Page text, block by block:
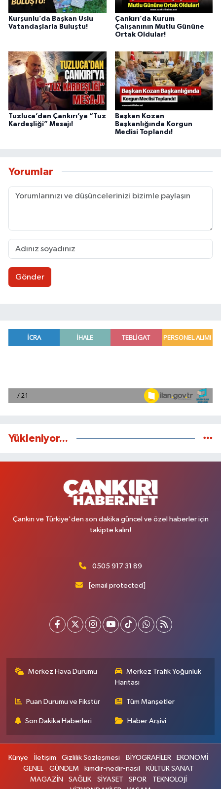
Kurşunlu’da Başkan Uslu
Vatandaşlarla Buluştu!
Çankırı’da Kurum
Çalışanının Mutlu Gününe
Ortak Oldular!
Tuzluca’dan Çankırı’ya “Tuz
Kardeşliği” Mesajı!
Başkan Kozan
Başkanlığında Korgun
Meclisi Toplandı!
Yorumlar
Gönder
Yükleniyor...
Çankırı ve Türkiye'den son dakika güncel ve özel haberler için
takipte kalın!
0505 917 31 89
[email protected]
Merkez Hava Durumu
Merkez Trafik Yoğunluk
Haritası
Puan Durumu ve Fikstür Tüm Manşetler
Son Dakika Haberleri Haber Arşivi
Künye İletişim Gizlilik Sözleşmesi BİYOGRAFİLER
EKONOMİ
GENEL
GÜNDEM kimdir-nedir-nasil
KÜLTÜR SANAT
MAGAZİN
SAĞLIK SİYASET SPOR
TEKNOLOJİ